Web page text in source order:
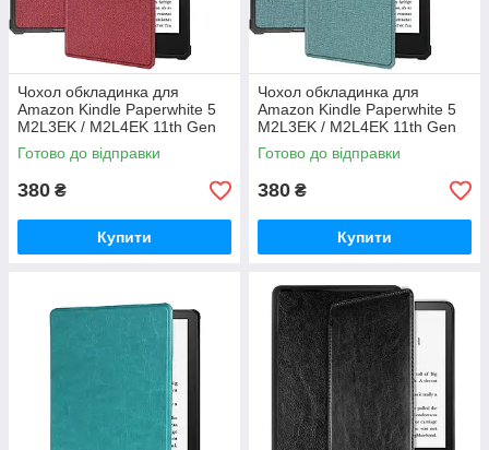
Чохол обкладинка для
Amazon Kindle Paperwhite 5
M2L3EK / M2L4EK​​​​​​​ 11th Gen
6,8 дюймів Автовключення/
вимкнення
Готово до відправки
380 ₴
Купити
Чохол обкладинка для
Amazon Kindle Paperwhite 5
M2L3EK / M2L4EK​​​​​​​ 11th Gen
6,8 дюймів Автовключення/
вимкнення
Готово до відправки
380 ₴
Купити